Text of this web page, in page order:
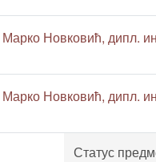
Новковић, дипл.
Новковић, дипл.
Статус